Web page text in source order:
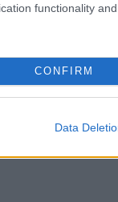
functionality
CONFIRM
Data